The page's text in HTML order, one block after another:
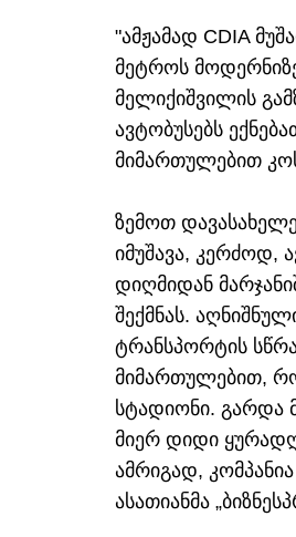
"ამჟამად CDIA
მეტროს
მელიქიშვილის
ავტობუსებს
მიმართულებით
ზემოთ
იმუშავა, კერძოდ,
დიღმიდან
შექმნას.
ტრანსპორტის
მიმართულებით,
სტადიონი. გარდა
მიერ დიდი
ამრიგად,
ასათიანმა